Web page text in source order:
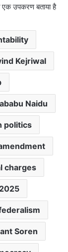
एक उपकरण बताया है
Kejriwal
Naidu
politics
charges
Soren